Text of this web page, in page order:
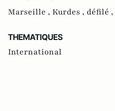
Marseille , Kurdes , défilé ,
THEMATIQUES
International